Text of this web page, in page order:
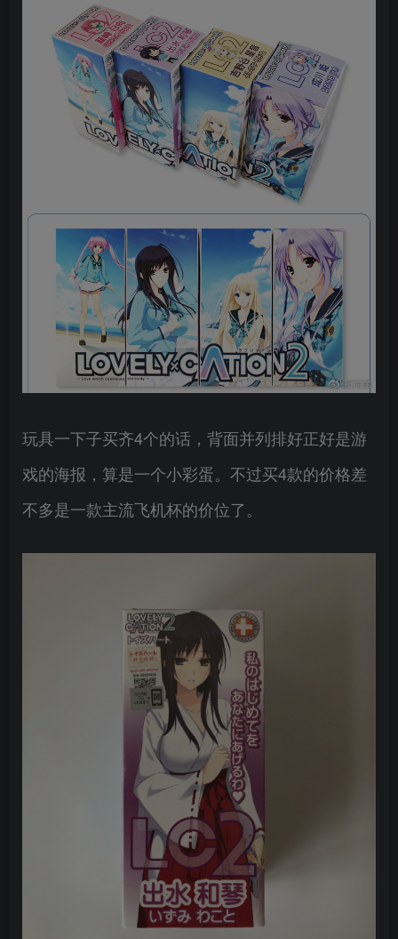
玩具一下子买齐4个的话，背面并列排好正好是游
戏的海报，算是一个小彩蛋。不过买4款的价格差
不多是一款主流飞机杯的价位了。